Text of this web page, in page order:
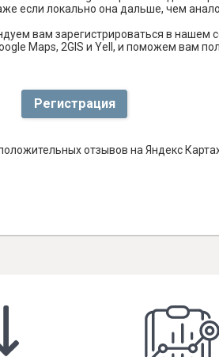
если локально она дальше, чем
вам зарегистрироваться в
Maps, 2GIS и Yell, и поможем вам
Регистрация
отзывов на Яндекс